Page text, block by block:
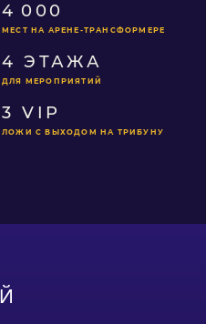
4 000
МЕСТ НА АРЕНЕ-ТРАНСФОРМЕРЕ
4 ЭТАЖА
ДЛЯ МЕРОПРИЯТИЙ
3 VIP
ЛОЖИ С ВЫХОДОМ НА ТРИБУНУ